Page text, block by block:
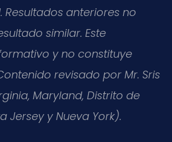
Resultados anteriores no
similar. Este
y no constituye
revisado por Mr. Sris
Maryland, Distrito de
Jersey y Nueva York).